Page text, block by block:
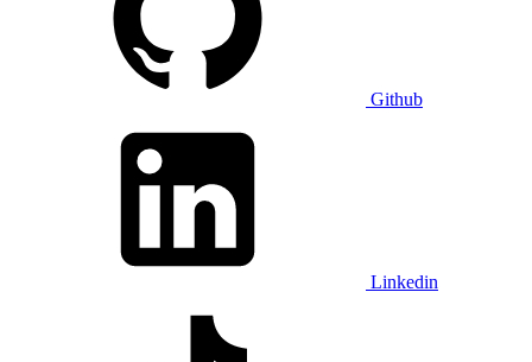
Github
Linkedin